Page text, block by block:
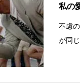
私の
不慮
が同